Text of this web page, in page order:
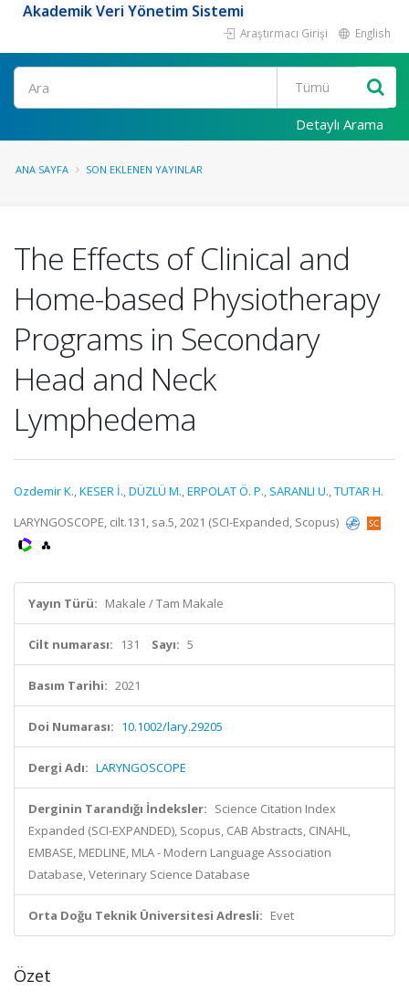
Akademik Veri Yönetim Sistemi
Araştırmacı Girişi English
Ara
Detaylı Arama
ANA SAYFA SON EKLENEN YAYINLAR
The Effects of Clinical and
Home-based Physiotherapy
Programs in Secondary
Head and Neck
Lymphedema
Ozdemir K. KESER İ. DÜZLÜ M. ERPOLAT Ö. P. SARANLI U. TUTAR H.
LARYNGOSCOPE, cilt.131, sa.5, 2021 (SCI-Expanded, Scopus)
Yayın Türü: Makale / Tam Makale
Cilt numarası: 131 Sayı: 5
Basım Tarihi: 2021
Doi Numarası: 10.1002/lary.29205
Dergi Adı: LARYNGOSCOPE
Derginin Tarandığı İndeksler: Science Citation Index
Expanded (SCI-EXPANDED), Scopus, CAB Abstracts, CINAHL,
EMBASE, MEDLINE, MLA - Modern Language Association
Database, Veterinary Science Database
Orta Doğu Teknik Üniversitesi Adresli: Evet
Özet